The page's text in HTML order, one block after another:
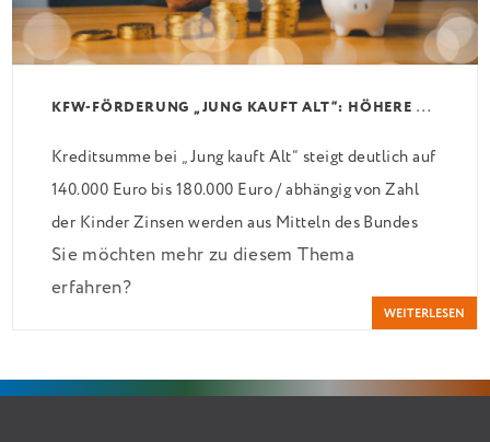
K
FW-FÖRDERUNG „JUNG KAUFT ALT“: HÖHERE KREDITE AB AUGUST 2026
Kreditsumme bei „Jung kauft Alt“ steigt deutlich auf
140.000 Euro bis 180.000 Euro / abhängig von Zahl
der Kinder Zinsen werden aus Mitteln des Bundes
verbilligt: Heutiger Zins bei 0,53 Prozent effektiv
bei 35 Jahren Laufzeit und 10 Jahren Zinsbindung
Antragstellende verpflichten sich zu energetischer
Sanierung in Einzelmaßnahmen […]
Sie möchten mehr zu diesem Thema
erfahren?
WEITERLESEN